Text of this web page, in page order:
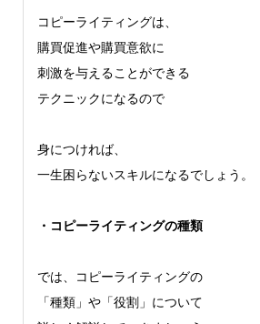
コピーライティングは、
購買促進や購買意欲に
刺激を与えることができる
テクニックになるので
身につければ、
一生困らないスキルになるでしょう。
・コピーライティングの種類
では、コピーライティングの
「種類」や「役割」について